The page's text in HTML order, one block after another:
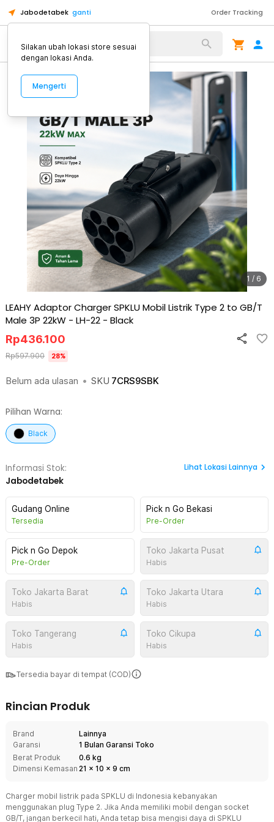
Jabodetabek ganti Order Tracking
Alat Kopi
1 / 6
LEAHY Adaptor Charger SPKLU Mobil Listrik Type 2 to GB/T
Male 3P 22kW - LH-22 - Black
Belum ada ulasan • SKU 7CRS9SBK
Rp436.100
Rp597.900 28%
Pilihan Warna:
Black
Informasi Stok:
Jabodetabek
Lihat Lokasi Lainnya
Gudang Online
Tersedia
Pick n Go Bekasi
Pre-Order
Pick n Go Depok
Pre-Order
Toko Jakarta Pusat
Habis
Toko Jakarta Barat
Habis
Toko Jakarta Utara
Habis
Toko Tangerang
Habis
Toko Cikupa
Habis
Tersedia bayar di tempat (COD)
Rincian Produk
Brand
Lainnya
Garansi
1 Bulan Garansi Toko
Berat Produk
0.6 kg
Dimensi Kemasan 21 x 10 x 9 cm
Charger mobil listrik pada SPKLU di Indonesia kebanyakan
menggunakan plug Type 2. Jika Anda memiliki mobil dengan socket
GB/T, jangan berkecil hati, Anda tetap bisa mengisi daya di SPKLU
Silakan ubah lokasi store sesuai
dengan lokasi Anda.
Mengerti